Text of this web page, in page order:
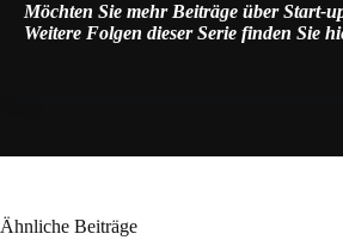
Möchten Sie mehr Beiträge über Start-
Weitere Folgen dieser Serie finden Sie
Ähnliche Beiträge